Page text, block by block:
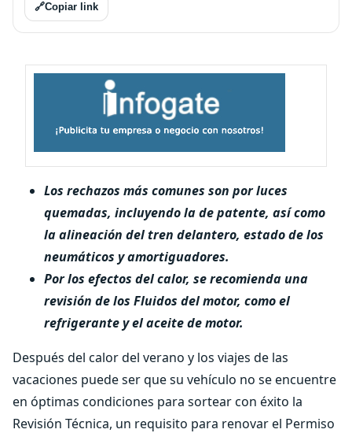
🔗Copiar link
Los rechazos más comunes son por luces
quemadas, incluyendo la de patente, así como
la alineación del tren delantero, estado de los
neumáticos y amortiguadores.
Por los efectos del calor, se recomienda una
revisión de los Fluidos del motor, como el
refrigerante y el aceite de motor.
Después del calor del verano y los viajes de las
vacaciones puede ser que su vehículo no se encuentre
en óptimas condiciones para sortear con éxito la
Revisión Técnica, un requisito para renovar el Permiso